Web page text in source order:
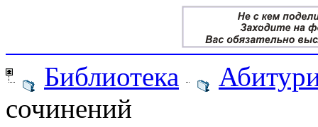
Библиотека
сочинений